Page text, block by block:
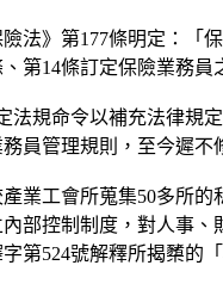
法》第177條明定：
第14條訂定保險業務
規命令以補充法律
員管理規則，至今遲不
業工會所蒐集50多所
部控制制度，對人事
第524號解釋所揭櫫的